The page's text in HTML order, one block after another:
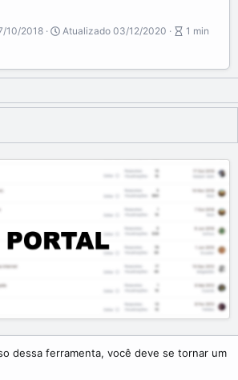
10/2018 Atualizado 03/12/2020
A
i
l
e
a
1 min
dessa ferramenta, você deve se tornar um